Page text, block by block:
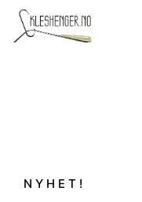
N Y H E T !